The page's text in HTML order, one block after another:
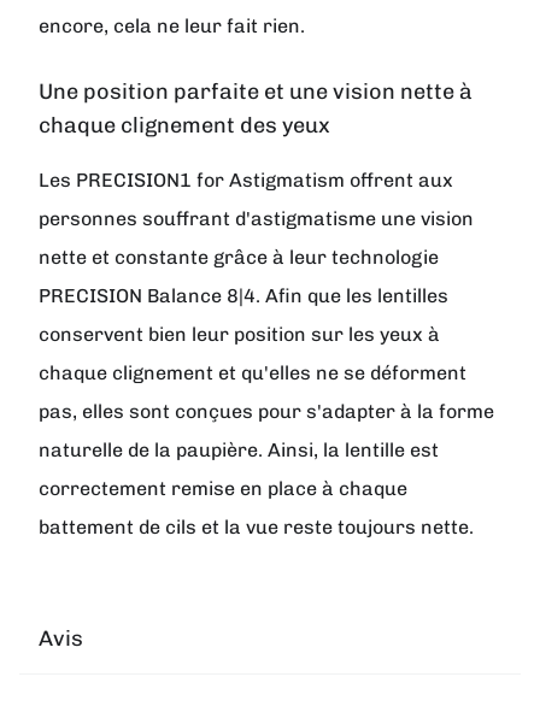
encore, cela ne leur fait rien.
Une position parfaite et une vision nette à
chaque clignement des yeux
Les PRECISION1 for Astigmatism offrent aux
personnes souffrant d'astigmatisme une vision
nette et constante grâce à leur technologie
PRECISION Balance 8|4. Afin que les lentilles
conservent bien leur position sur les yeux à
chaque clignement et qu'elles ne se déforment
pas, elles sont conçues pour s'adapter à la forme
naturelle de la paupière. Ainsi, la lentille est
correctement remise en place à chaque
battement de cils et la vue reste toujours nette.
Avis